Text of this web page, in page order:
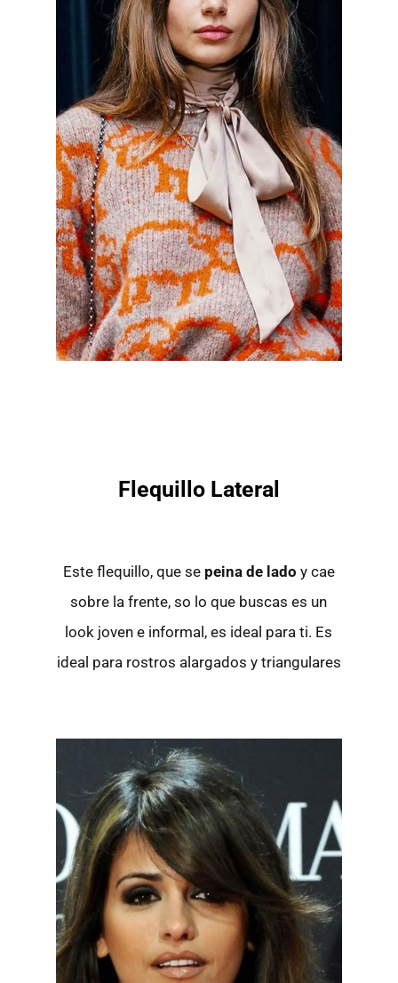
Flequillo Lateral
Este flequillo, que se peina de lado y cae
sobre la frente, so lo que buscas es un
look joven e informal, es ideal para ti. Es
ideal para rostros alargados y triangulares